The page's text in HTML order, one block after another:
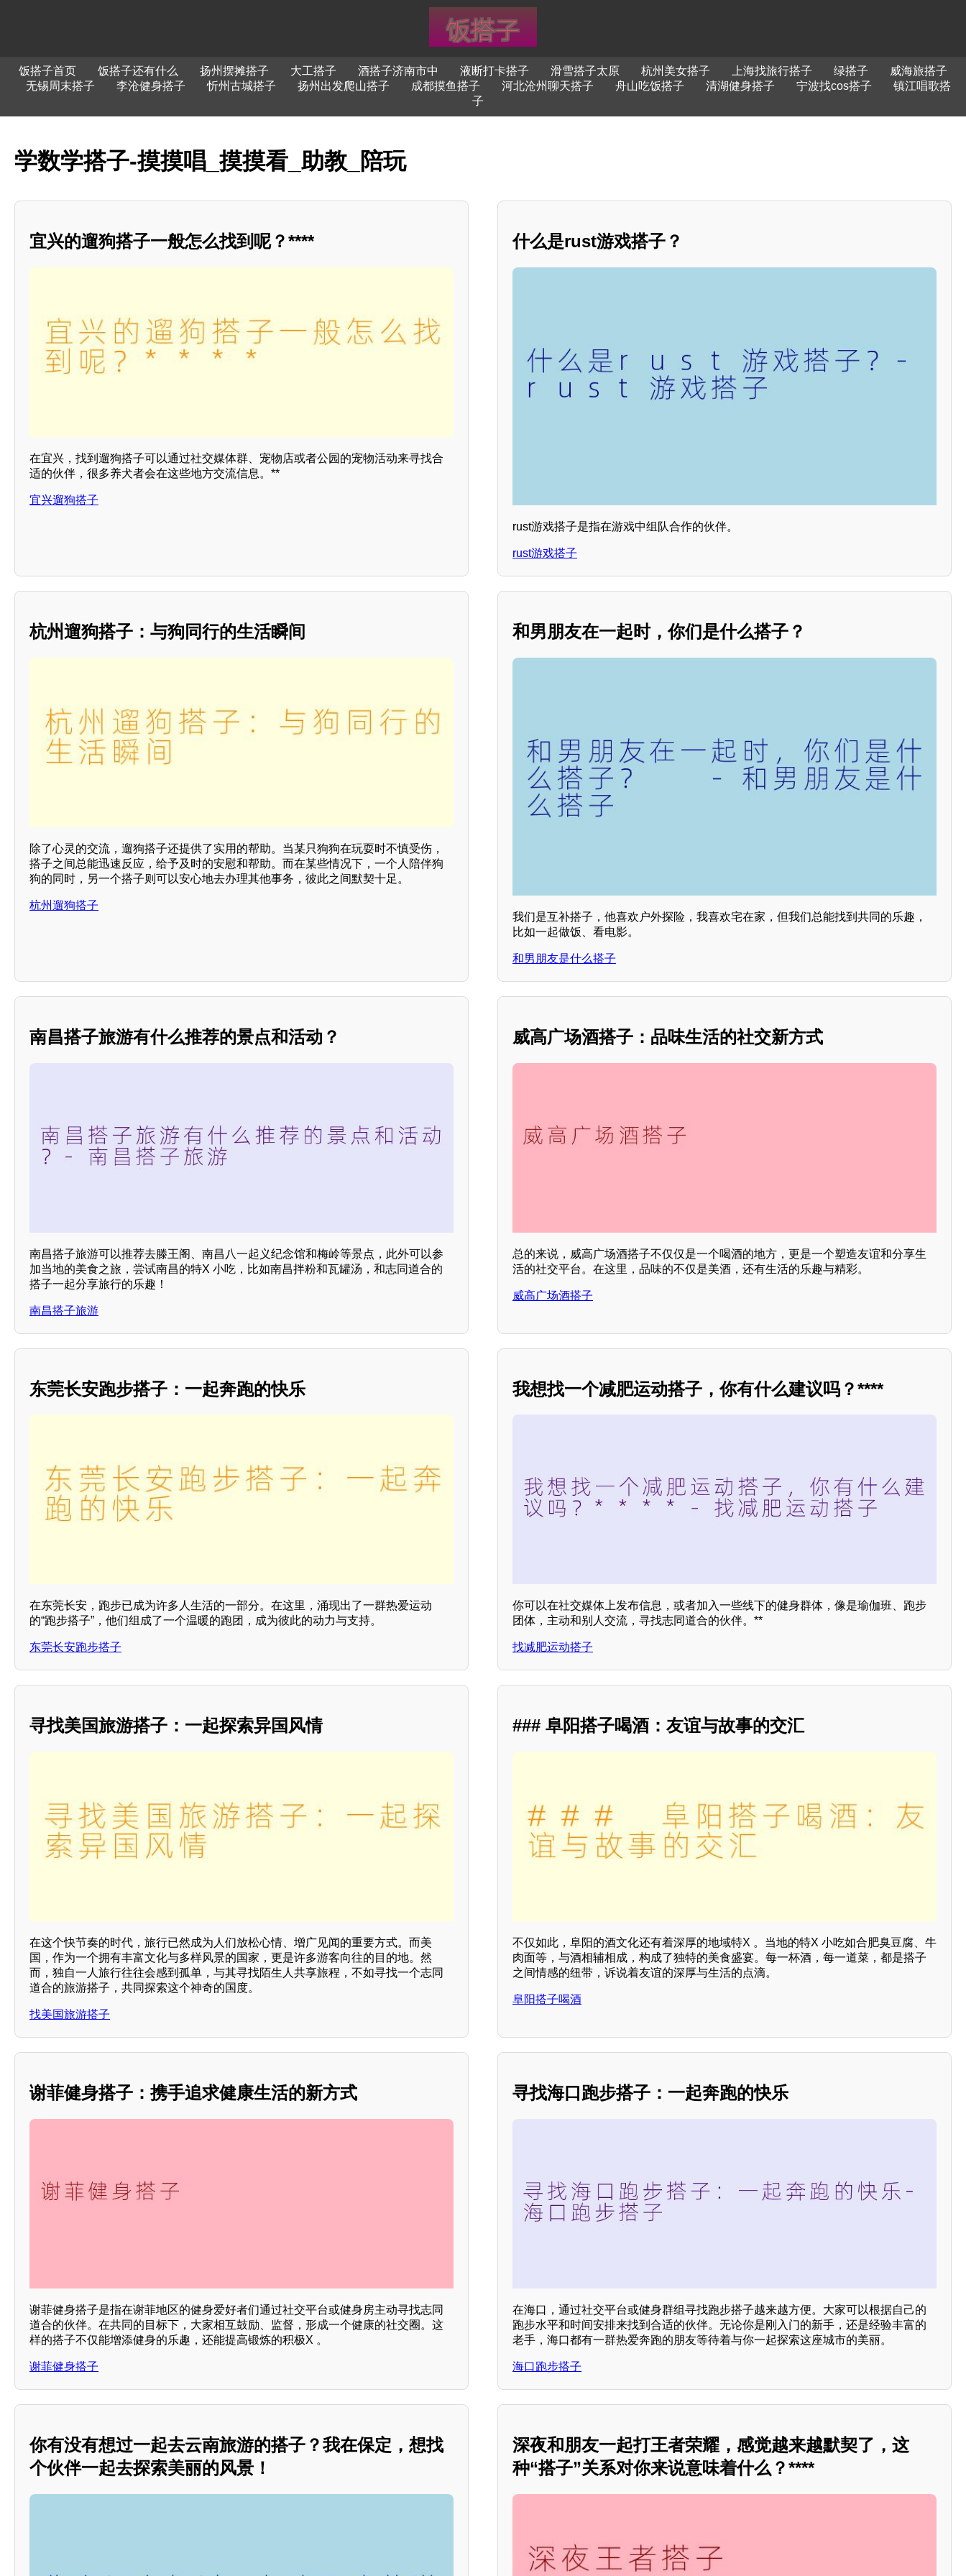
饭搭子首页 饭搭子还有什么 扬州摆摊搭子 大工搭子 酒搭子济南市中 液断打卡搭子 滑雪搭子太原 杭州美女搭子 上海找旅行搭子 绿搭子
威海旅搭子
无锡周末搭子
李沧健身搭子 忻州古城搭子 扬州出发爬山搭子 成都摸鱼搭子 河北沧州聊天搭子 舟山吃饭搭子 清湖健身搭子 宁波找cos搭子
镇江唱歌搭
子
学数学搭子-摸摸唱_摸摸看_助教_陪玩
宜兴的遛狗搭子一般怎么找到呢？****
在宜兴，找到遛狗搭子可以通过社交媒体群、宠物店或者公园的宠物活动来寻找合
适的伙伴，很多养犬者会在这些地方交流信息。**
宜兴遛狗搭子
什么是rust游戏搭子？
rust游戏搭子是指在游戏中组队合作的伙伴。
rust游戏搭子
杭州遛狗搭子：与狗同行的生活瞬间
除了心灵的交流，遛狗搭子还提供了实用的帮助。当某只狗狗在玩耍时不慎受伤，
搭子之间总能迅速反应，给予及时的安慰和帮助。而在某些情况下，一个人陪伴狗
狗的同时，另一个搭子则可以安心地去办理其他事务，彼此之间默契十足。
杭州遛狗搭子
和男朋友在一起时，你们是什么搭子？
我们是互补搭子，他喜欢户外探险，我喜欢宅在家，但我们总能找到共同的乐趣，
比如一起做饭、看电影。
和男朋友是什么搭子
南昌搭子旅游有什么推荐的景点和活动？
南昌搭子旅游可以推荐去滕王阁、南昌八一起义纪念馆和梅岭等景点，此外可以参
加当地的美食之旅，尝试南昌的特X 小吃，比如南昌拌粉和瓦罐汤，和志同道合的
搭子一起分享旅行的乐趣！
南昌搭子旅游
威高广场酒搭子：品味生活的社交新方式
总的来说，威高广场酒搭子不仅仅是一个喝酒的地方，更是一个塑造友谊和分享生
活的社交平台。在这里，品味的不仅是美酒，还有生活的乐趣与精彩。
威高广场酒搭子
东莞长安跑步搭子：一起奔跑的快乐
在东莞长安，跑步已成为许多人生活的一部分。在这里，涌现出了一群热爱运动
的“跑步搭子”，他们组成了一个温暖的跑团，成为彼此的动力与支持。
东莞长安跑步搭子
我想找一个减肥运动搭子，你有什么建议吗？****
你可以在社交媒体上发布信息，或者加入一些线下的健身群体，像是瑜伽班、跑步
团体，主动和别人交流，寻找志同道合的伙伴。**
找减肥运动搭子
寻找美国旅游搭子：一起探索异国风情
在这个快节奏的时代，旅行已然成为人们放松心情、增广见闻的重要方式。而美
国，作为一个拥有丰富文化与多样风景的国家，更是许多游客向往的目的地。然
而，独自一人旅行往往会感到孤单，与其寻找陌生人共享旅程，不如寻找一个志同
道合的旅游搭子，共同探索这个神奇的国度。
找美国旅游搭子
### 阜阳搭子喝酒：友谊与故事的交汇
不仅如此，阜阳的酒文化还有着深厚的地域特X 。当地的特X 小吃如合肥臭豆腐、牛
肉面等，与酒相辅相成，构成了独特的美食盛宴。每一杯酒，每一道菜，都是搭子
之间情感的纽带，诉说着友谊的深厚与生活的点滴。
阜阳搭子喝酒
谢菲健身搭子：携手追求健康生活的新方式
谢菲健身搭子是指在谢菲地区的健身爱好者们通过社交平台或健身房主动寻找志同
道合的伙伴。在共同的目标下，大家相互鼓励、监督，形成一个健康的社交圈。这
样的搭子不仅能增添健身的乐趣，还能提高锻炼的积极X 。
谢菲健身搭子
寻找海口跑步搭子：一起奔跑的快乐
在海口，通过社交平台或健身群组寻找跑步搭子越来越方便。大家可以根据自己的
跑步水平和时间安排来找到合适的伙伴。无论你是刚入门的新手，还是经验丰富的
老手，海口都有一群热爱奔跑的朋友等待着与你一起探索这座城市的美丽。
海口跑步搭子
你有没有想过一起去云南旅游的搭子？我在保定，想找
个伙伴一起去探索美丽的风景！
深夜和朋友一起打王者荣耀，感觉越来越默契了，这
种“搭子”关系对你来说意味着什么？****